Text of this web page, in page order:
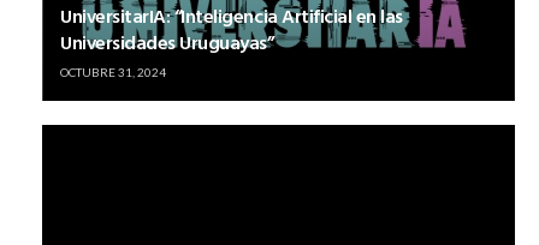
UniversitarIA: “Inteligencia Artificial en las
Universidades Uruguayas”
OCTUBRE 31, 2024